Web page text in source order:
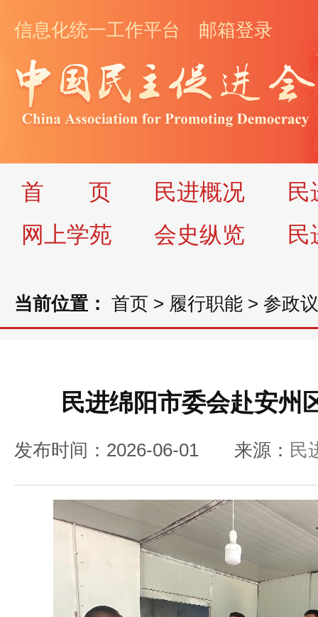
信息化统一工作平台 邮箱登录
首 页 民进概况
民
网上学苑
会史纵览 民
当前位置： 首页 > 履行职能 > 参政
民进绵阳市委会赴安州
发布时间：2026-06-01 来源： 民